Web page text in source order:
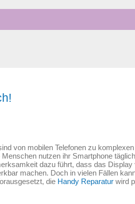
von mobilen Telefonen zu
nutzen ihr Smartphone
dazu führt, dass das
machen. Doch in vielen Fällen
die Handy Reparatur wird